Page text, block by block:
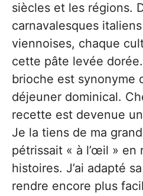
siècles et les régions.
carnavalesques
viennoises, chaque
cette pâte levée
brioche est synonyme
déjeuner dominical.
recette est devenue
Je la tiens de ma
pétrissait « à l’œil » en
histoires. J’ai adapté
rendre encore plus